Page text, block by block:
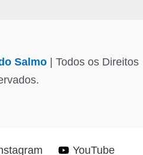
Salmo | Todos os Direitos
YouTube